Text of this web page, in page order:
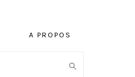
A PROPOS